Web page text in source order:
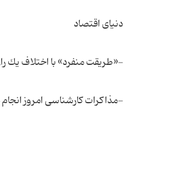
دنیای اقتصاد
-«طریقت منفرد» با اختلاف
-مذاكرات كارشناسی امروز